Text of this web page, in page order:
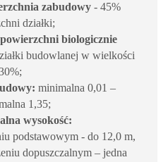
zabudowy - 45%
działki;
biologicznie
budowlanej w wielkości
minimalna 0,01 –
1,35;
wysokość:
podstawowym - do 12,0 m,
dopuszczalnym – jedna